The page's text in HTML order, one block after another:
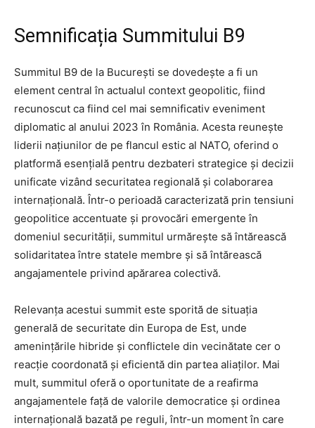
Semnificația Summitului B9
Summitul B9 de la București se dovedește a fi un
element central în actualul context geopolitic, fiind
recunoscut ca fiind cel mai semnificativ eveniment
diplomatic al anului 2023 în România. Acesta reunește
liderii națiunilor de pe flancul estic al NATO, oferind o
platformă esențială pentru dezbateri strategice și decizii
unificate vizând securitatea regională și colaborarea
internațională. Într-o perioadă caracterizată prin tensiuni
geopolitice accentuate și provocări emergente în
domeniul securității, summitul urmărește să întărească
solidaritatea între statele membre și să întărească
angajamentele privind apărarea colectivă.
Relevanța acestui summit este sporită de situația
generală de securitate din Europa de Est, unde
amenințările hibride și conflictele din vecinătate cer o
reacție coordonată și eficientă din partea aliaților. Mai
mult, summitul oferă o oportunitate de a reafirma
angajamentele față de valorile democratice și ordinea
internațională bazată pe reguli, într-un moment în care